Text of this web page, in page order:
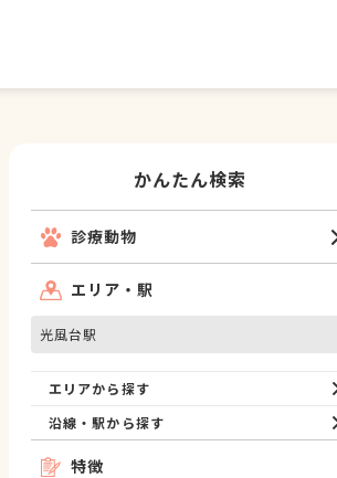
かんたん検索
診療動物
エリア・駅
光風台駅
エリアから探す
沿線・駅から探す
特徴